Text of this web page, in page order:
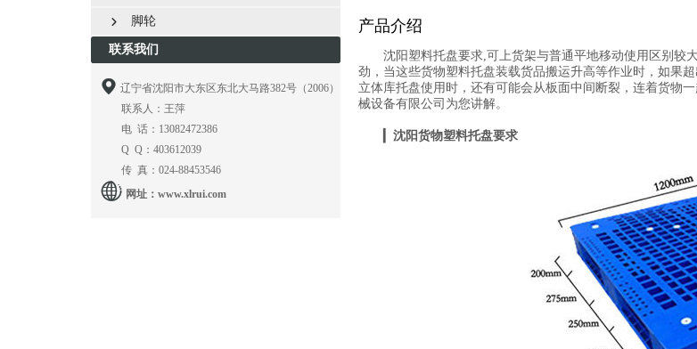
 脚轮
联系我们
 辽宁省沈阳市大东区东北大马路382号（2006）
联系人：王萍
电 话：13082472386
Q Q：403612039
传 真：024-88453546
 网址： www.xlrui.com
产品介绍
沈阳塑料托盘要求,可上货架与普通平地移动使用区别较
劲，当这些货物塑料托盘装载货品搬运升高等作业时，如果
立体库托盘使用时，还有可能会从板面中间断裂，连着货物
械设备有限公司为您讲解。
沈阳货物塑料托盘要求